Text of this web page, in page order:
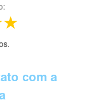
4 stars
s.
com a